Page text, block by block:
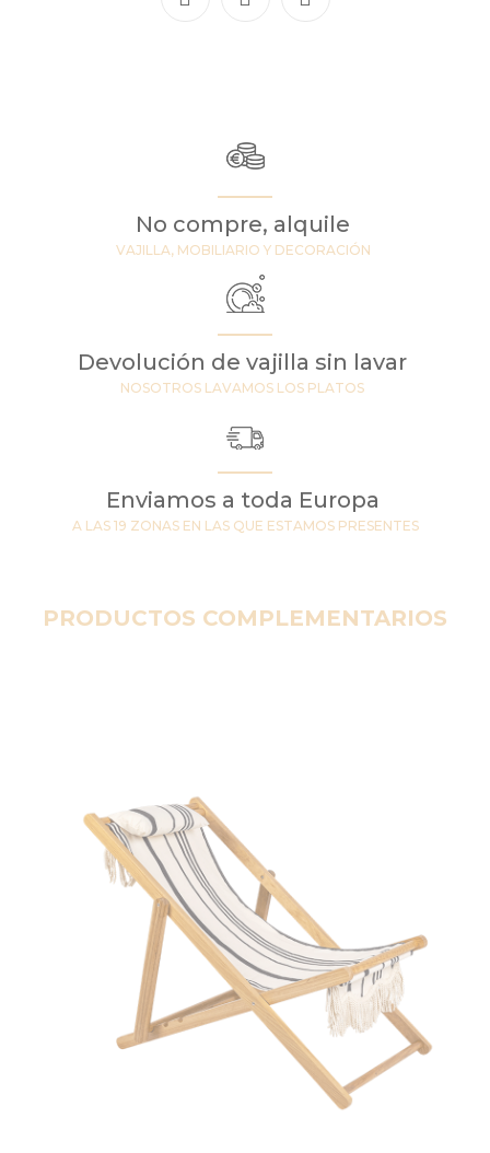
No compre, alquile
VAJILLA, MOBILIARIO Y DECORACIÓN
Devolución de vajilla sin lavar
NOSOTROS LAVAMOS LOS PLATOS
Enviamos a toda Europa
A LAS 19 ZONAS EN LAS QUE ESTAMOS PRESENTES
PRODUCTOS COMPLEMENTARIOS